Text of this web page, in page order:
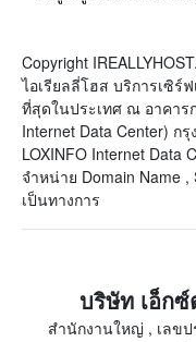
Copyright
ไอเรียลลี่โฮส บริการเซิร์
ที่สุดในประเทศ ณ อาคาร
Internet Data Center) ก
LOXINFO Internet Data
จำหน่าย Domain Name ,
เป็นทางการ
บริษัท เอ็ก
สำนักงานใหญ่ , เลขป